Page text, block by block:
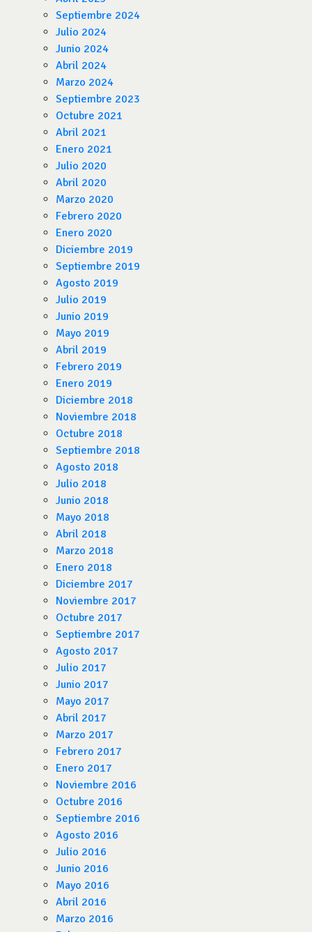
Septiembre 2024
Julio 2024
Junio 2024
Abril 2024
Marzo 2024
Septiembre 2023
Octubre 2021
Abril 2021
Enero 2021
Julio 2020
Abril 2020
Marzo 2020
Febrero 2020
Enero 2020
Diciembre 2019
Septiembre 2019
Agosto 2019
Julio 2019
Junio 2019
Mayo 2019
Abril 2019
Febrero 2019
Enero 2019
Diciembre 2018
Noviembre 2018
Octubre 2018
Septiembre 2018
Agosto 2018
Julio 2018
Junio 2018
Mayo 2018
Abril 2018
Marzo 2018
Enero 2018
Diciembre 2017
Noviembre 2017
Octubre 2017
Septiembre 2017
Agosto 2017
Julio 2017
Junio 2017
Mayo 2017
Abril 2017
Marzo 2017
Febrero 2017
Enero 2017
Noviembre 2016
Octubre 2016
Septiembre 2016
Agosto 2016
Julio 2016
Junio 2016
Mayo 2016
Abril 2016
Marzo 2016